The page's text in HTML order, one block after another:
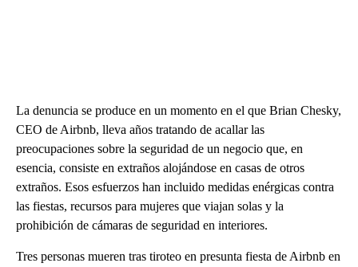
La denuncia se produce en un momento en el que Brian Chesky,
CEO de Airbnb, lleva años tratando de acallar las
preocupaciones sobre la seguridad de un negocio que, en
esencia, consiste en extraños alojándose en casas de otros
extraños. Esos esfuerzos han incluido medidas enérgicas contra
las fiestas, recursos para mujeres que viajan solas y la
prohibición de cámaras de seguridad en interiores.
Tres personas mueren tras tiroteo en presunta fiesta de Airbnb en